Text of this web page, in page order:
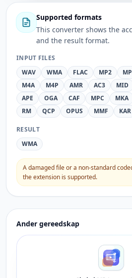
Supported formats
This converter shows the
and the result format.
INPUT FILES
WAV
WMA FLAC MP2
M4A
M4P AMR AC3 MID
APE
OGA CAF MPC MKA
RM
QCP OPUS MMF KAR
RESULT
WMA
A damaged file or a non-standard
the extension is supported.
Ander gereedskap